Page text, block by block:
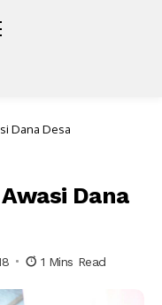
Dana Desa
Dana
1 Mins Read